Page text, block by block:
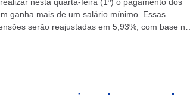
ganha mais de um salário mínimo. Essas
serão reajustadas em 5,93%, com base na